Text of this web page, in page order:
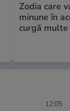
Zodia care
minune în
curgă
12:05